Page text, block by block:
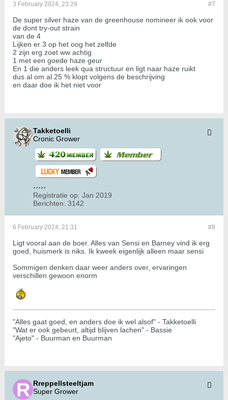
#7
3 February 2024, 23:29
De super silver haze van de greenhouse nomineer ik ook voor
de dont try-out strain
van de 4
Lijken er 3 op het oog het zelfde
2 zijn erg zoet ww achtig
1 met een goede haze geur
En 1 die anders leek qua structuur en ligt naar haze ruikt
dus al om al 25 % klopt volgens de beschrijving
en daar doe ik het niet voor
Takketoelli
Cronic Grower
Registratie op: Jan 2019
Berichten: 3142
#8
6 February 2024, 21:31
Ligt vooral aan de boer. Alles van Sensi en Barney vind ik erg
goed, huismerk is niks. Ik kweek eigenlijk alleen maar sensi
Sommigen denken daar weer anders over, ervaringen
verschillen gewoon enorm
"Alles gaat goed, en anders doe ik wel alsof" - Takketoelli
"Wat er ook gebeurt, altijd blijven lachen" - Bassie
"Ajeto" - Buurman en Buurman
Rreppellsteeltjam
Super Grower